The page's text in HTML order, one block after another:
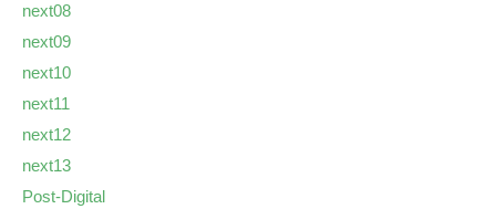
next08
next09
next10
next11
next12
next13
Post-Digital